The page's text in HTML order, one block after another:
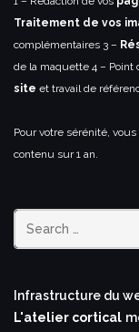
Traitement de vos
complémentaires 3 –
de la maquette 4 – Point
site et travail de
Pour votre sérénité,
contenu sur 1 an.
Infrastructure du
L'atelier cortical